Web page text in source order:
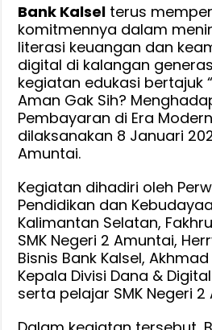
Bank Kalsel terus
komitmennya dalam
literasi keuangan dan
digital di kalangan
kegiatan edukasi bertajuk
Aman Gak Sih?
Pembayaran di Era
dilaksanakan 8 Januari
Amuntai.
Kegiatan dihadiri oleh
Pendidikan dan
Kalimantan Selatan,
SMK Negeri 2 Amuntai,
Bisnis Bank Kalsel,
Kepala Divisi Dana &
serta pelajar SMK Negeri 2